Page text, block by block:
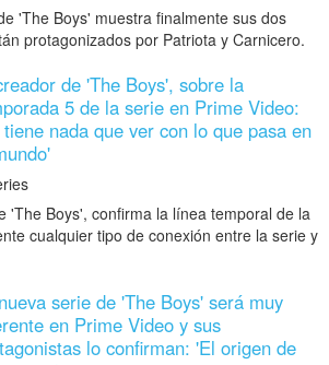
'The Boys' muestra finalmente sus dos
protagonizados por Patriota y Carnicero.
de 'The Boys', sobre la
5 de la serie en Prime Video:
nada que ver con lo que pasa en
'The Boys', confirma la línea temporal de la
cualquier tipo de conexión entre la serie y
serie de 'The Boys' será muy
en Prime Video y sus
lo confirman: 'El origen de